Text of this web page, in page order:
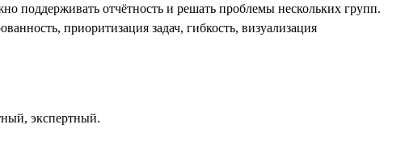
поддерживать отчётность и решать проблемы нескольких групп.
приоритизация задач, гибкость, визуализация
экспертный.